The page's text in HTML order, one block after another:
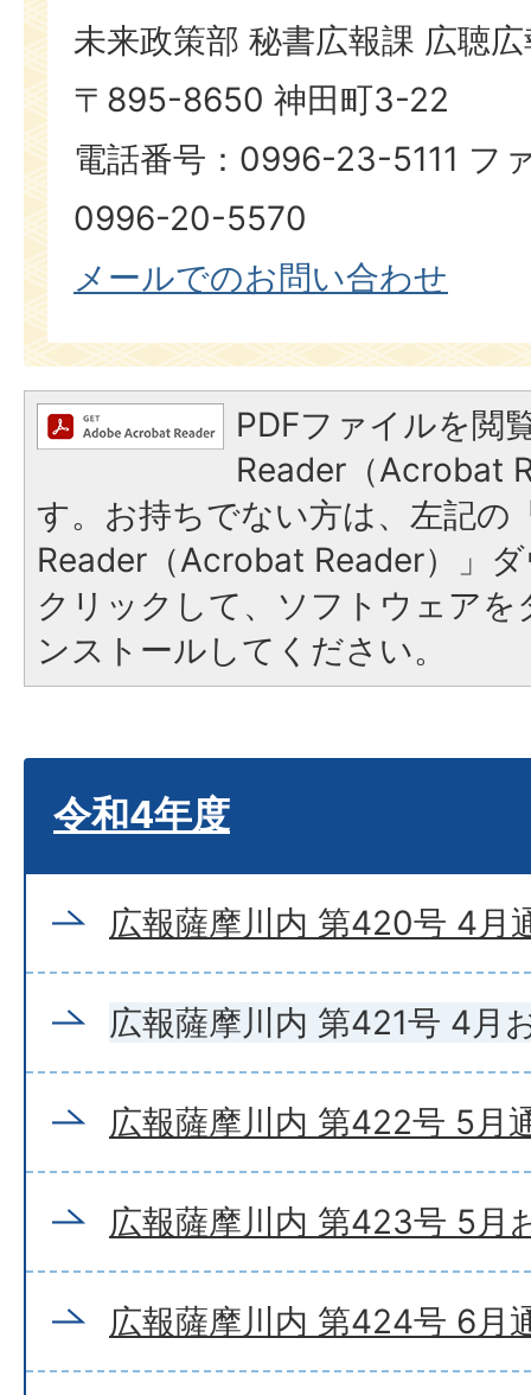
未来政策部 秘書広報課 広聴
〒895-8650 神田町3-22
電話番号：0996-23-5111 フ
0996-20-5570
メールでのお問い合わせ
PDFファイルを閲
Reader（Acrobat
す。お持ちでない方は、左記の
Reader（Acrobat Reader）」
クリックして、ソフトウェア
ンストールしてください。
令和4年度
広報薩摩川内 第420号 4月
広報薩摩川内 第421号 4月
広報薩摩川内 第422号 5月
広報薩摩川内 第423号 5月
広報薩摩川内 第424号 6月